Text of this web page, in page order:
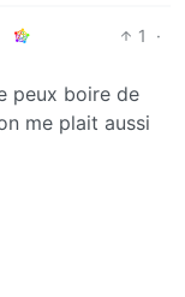
1
·
peux boire de
me plait aussi